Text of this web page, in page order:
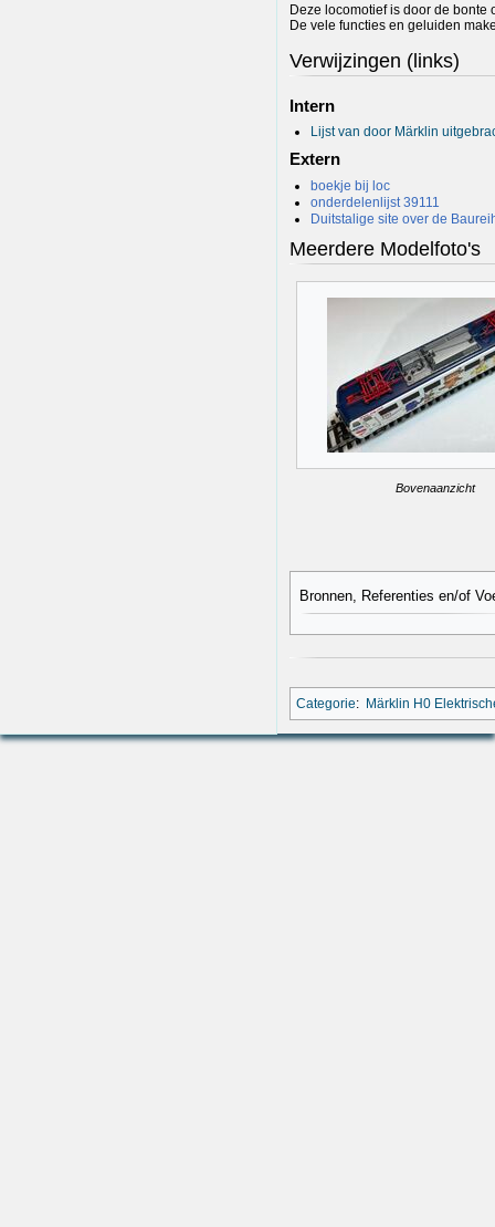
Deze locomotief is door de
De vele functies en geluiden
Verwijzingen (links)
Intern
Lijst van door Märklin
Extern
boekje bij loc
onderdelenlijst 39111
Duitstalige site over de
Meerdere Modelfoto's
Bovenaanzicht
Bronnen, Referenties en/of
Categorie: Märklin H0